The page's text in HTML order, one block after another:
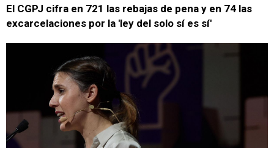
El CGPJ cifra en 721 las rebajas de pena y en 74 las
excarcelaciones por la 'ley del solo sí es sí'